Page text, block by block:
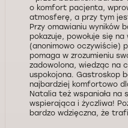
o komfort pacjenta,
atmosferę, a przy tym
Przy omawianiu wyników
pokazuje, powołuje się
(anonimowo oczywiście)
pomaga w zrozumieniu
zadowolona, wiedząc na
uspokojona. Gastroskop
najbardziej komfortowo
Natalia też wspaniała na
wspierająca i życzliwa!
bardzo wdzięczna, że